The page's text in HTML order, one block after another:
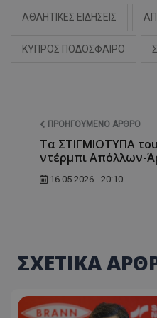
ΑΘΛΗΤΙΚΕΣ ΕΙΔΗΣΕΙΣ
ΚΥΠΡΟΣ ΠΟΔΟΣΦΑΙΡΟ
ΠΡΟΗΓΟΎΜΕΝΟ ΆΡΘΡΟ
Τα ΣΤΙΓΜΙΟΤΥΠΑ
ντέρμπι Απόλλων-
16.05.2026 - 20:10
ΣΧΕΤΙΚΑ